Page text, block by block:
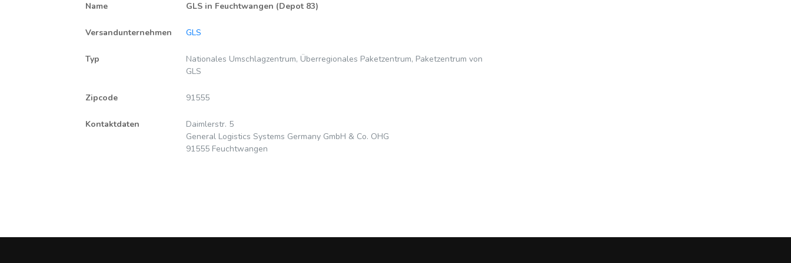
Name GLS in Feuchtwangen (Depot 83)
Versandunternehmen GLS
Typ
Nationales Umschlagzentrum, Überregionales Paketzentrum, Paketzentrum von
GLS
Zipcode 91555
Kontaktdaten
Daimlerstr. 5
General Logistics Systems Germany GmbH & Co. OHG
91555 Feuchtwangen